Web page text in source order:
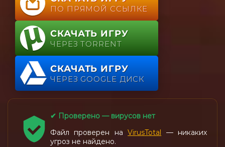
ПО ПРЯМОЙ ССЫЛКЕ
СКАЧАТЬ ИГРУ
ЧЕРЕЗ TORRENT
СКАЧАТЬ ИГРУ
ЧЕРЕЗ GOOGLE ДИСК
✔ Проверено — вирусов нет
Файл проверен наVirusTotal
— никаких
угроз не найдено.